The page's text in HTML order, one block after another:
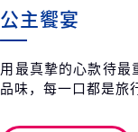
公主饗宴
用最真摯的心款待最
品味，每一口都是旅